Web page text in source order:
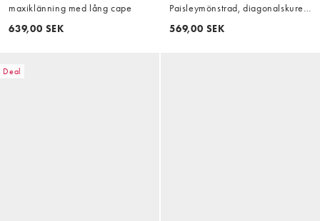
maxiklänning med lång cape
639,00 SEK
Paisleymönstrad, diagonalskuren
maxiklänning med
569,00 SEK
Deal